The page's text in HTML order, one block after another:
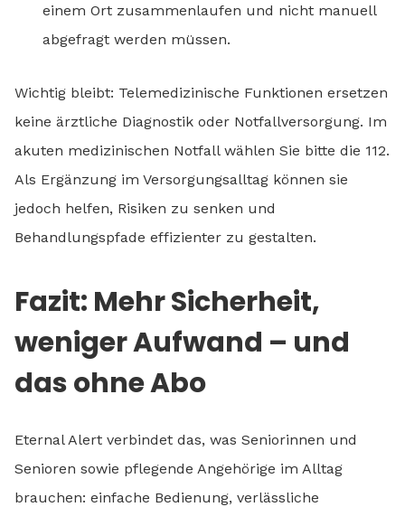
einem Ort zusammenlaufen und nicht manuell
abgefragt werden müssen.
Wichtig bleibt: Telemedizinische Funktionen ersetzen
keine ärztliche Diagnostik oder Notfallversorgung. Im
akuten medizinischen Notfall wählen Sie bitte die 112.
Als Ergänzung im Versorgungsalltag können sie
jedoch helfen, Risiken zu senken und
Behandlungspfade effizienter zu gestalten.
Fazit: Mehr Sicherheit,
weniger Aufwand – und
das ohne Abo
Eternal Alert verbindet das, was Seniorinnen und
Senioren sowie pflegende Angehörige im Alltag
brauchen: einfache Bedienung, verlässliche